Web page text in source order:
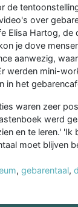
de
over
Elisa Hartog, de
je dove
aanwezig,
werden mini-
in het
waren zeer
werd
en te leren.'
moet blijven
, gebarentaal,